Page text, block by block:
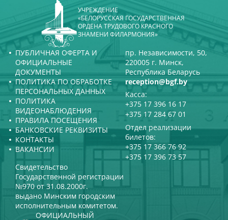
УЧРЕЖДЕНИЕ
«БЕЛОРУССКАЯ ГОСУДАРСТВЕННАЯ
ОРДЕНА ТРУДОВОГО КРАСНОГО
ЗНАМЕНИ ФИЛАРМОНИЯ»
ПУБЛИЧНАЯ ОФЕРТА И
ОФИЦИАЛЬНЫЕ
ДОКУМЕНТЫ
ПОЛИТИКА ПО ОБРАБОТКЕ
ПЕРСОНАЛЬНЫХ ДАННЫХ
ПОЛИТИКА
ВИДЕОНАБЛЮДЕНИЯ
ПРАВИЛА ПОСЕЩЕНИЯ
БАНКОВСКИЕ РЕКВИЗИТЫ
КОНТАКТЫ
ВАКАНСИИ
пр. Независимости, 50,
220005 г. Минск,
Республика Беларусь
reception@bgf.by
Касса:
+375 17 396 16 17
+375 17 284 67 01
Отдел реализации
билетов:
+375 17 366 76 92
+375 17 396 73 57
Свидетельство
Государственной регистрации
№970 от 31.08.2000г.
выдано Минским городским
исполнительным комитетом.
ОФИЦИАЛЬНЫЙ